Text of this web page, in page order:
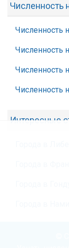
Численность
Численность
Численность
Численность
Численность
Интересные